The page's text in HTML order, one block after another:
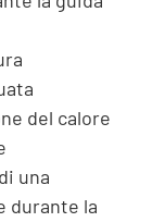
del calore
una
durante la